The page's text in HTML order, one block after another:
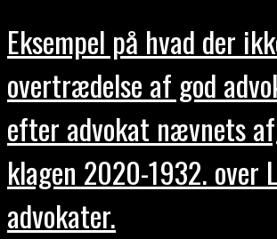
Eksempel på hvad der
overtrædelse af god
efter advokat nævnets
klagen 2020-1932. over
advokater.